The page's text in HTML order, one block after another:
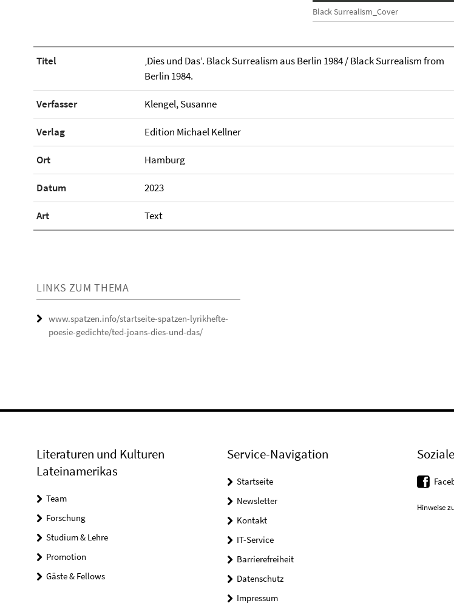
Black Surrealism_Cover
Titel
‚Dies und Das‘. Black Surrealism aus Berlin 1984 / Black Surrealism from
Berlin 1984.
Verfasser Klengel, Susanne
Verlag Edition Michael Kellner
Ort Hamburg
Datum 2023
Art Text
LINKS ZUM THEMA
www.spatzen.info/startseite-spatzen-lyrikhefte-
poesie-gedichte/ted-joans-dies-und-das/
Literaturen und Kulturen
Lateinamerikas
Team
Forschung
Studium & Lehre
Promotion
Gäste & Fellows
Service-Navigation
Startseite
Newsletter
Kontakt
IT-Service
Barrierefreiheit
Datenschutz
Impressum
Hinweise